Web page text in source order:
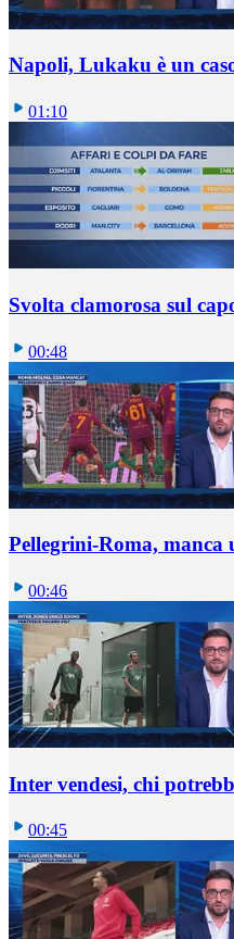
Napoli, Lukaku è un
01:10
Svolta clamorosa sul
00:48
Pellegrini-Roma, manca
00:46
Inter vendesi, chi
00:45